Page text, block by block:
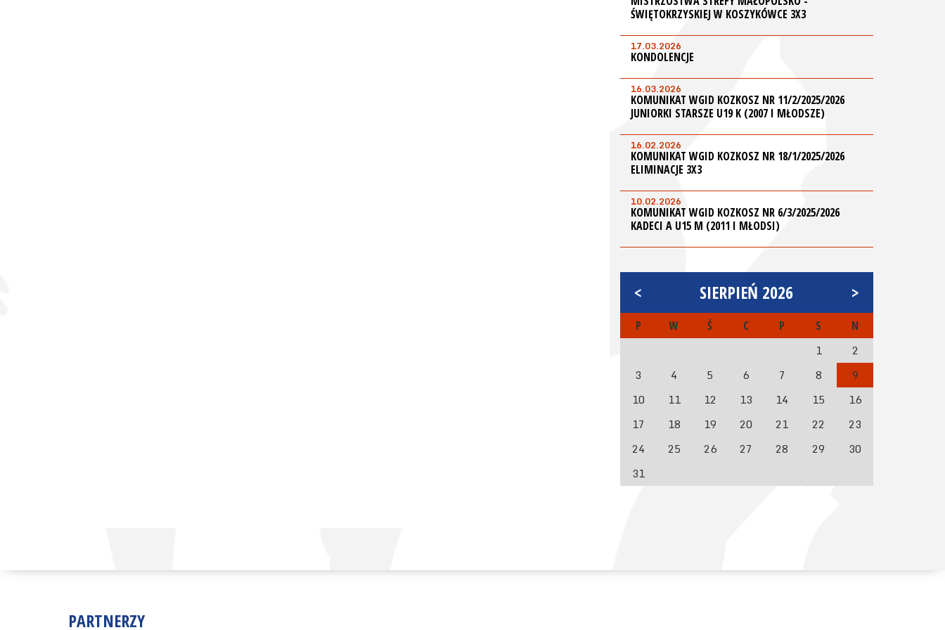
ŚWIĘTOKRZYSKIEJ W KOSZYKÓWCE 3X3
17.03.2026
KONDOLENCJE
16.03.2026
KOMUNIKAT WGID KOZKOSZ NR 11/2/2025/2026
JUNIORKI STARSZE U19 K (2007 I MŁODSZE)
16.02.2026
KOMUNIKAT WGID KOZKOSZ NR 18/1/2025/2026
ELIMINACJE 3X3
10.02.2026
KOMUNIKAT WGID KOZKOSZ NR 6/3/2025/2026
KADECI A U15 M (2011 I MŁODSI)
< SIERPIEŃ 2026 >
P W Ś C P S N
1
2
3
4 5 6 7 8
9
10
11 12 13 14 15
16
17
18 19 20 21 22
23
24
25 26 27 28 29
30
31
PARTNERZY